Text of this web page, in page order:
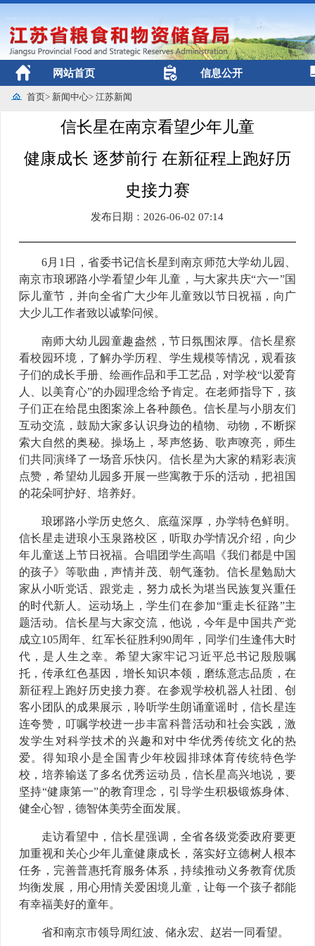
网站首页 信息公开
首页> 新闻中心> 江苏新闻
信长星在南京看望少年儿童
健康成长 逐梦前行 在新征程上跑好历
史接力赛
发布日期：2026-06-02 07:14
6月1日，省委书记信长星到南京师范大学幼儿园、
南京市琅琊路小学看望少年儿童，与大家共庆“六一”国
际儿童节，并向全省广大少年儿童致以节日祝福，向广
大少儿工作者致以诚挚问候。
南师大幼儿园童趣盎然，节日氛围浓厚。信长星察
看校园环境，了解办学历程、学生规模等情况，观看孩
子们的成长手册、绘画作品和手工艺品，对学校“以爱育
人、以美育心”的办园理念给予肯定。在老师指导下，孩
子们正在给昆虫图案涂上各种颜色。信长星与小朋友们
互动交流，鼓励大家多认识身边的植物、动物，不断探
索大自然的奥秘。操场上，琴声悠扬、歌声嘹亮，师生
们共同演绎了一场音乐快闪。信长星为大家的精彩表演
点赞，希望幼儿园多开展一些寓教于乐的活动，把祖国
的花朵呵护好、培养好。
琅琊路小学历史悠久、底蕴深厚，办学特色鲜明。
信长星走进琅小玉泉路校区，听取办学情况介绍，向少
年儿童送上节日祝福。合唱团学生高唱《我们都是中国
的孩子》等歌曲，声情并茂、朝气蓬勃。信长星勉励大
家从小听党话、跟党走，努力成长为堪当民族复兴重任
的时代新人。运动场上，学生们在参加“重走长征路”主
题活动。信长星与大家交流，他说，今年是中国共产党
成立105周年、红军长征胜利90周年，同学们生逢伟大时
代，是人生之幸。希望大家牢记习近平总书记殷殷嘱
托，传承红色基因，增长知识本领，磨练意志品质，在
新征程上跑好历史接力赛。在参观学校机器人社团、创
客小团队的成果展示，聆听学生朗诵童谣时，信长星连
连夸赞，叮嘱学校进一步丰富科普活动和社会实践，激
发学生对科学技术的兴趣和对中华优秀传统文化的热
爱。得知琅小是全国青少年校园排球体育传统特色学
校，培养输送了多名优秀运动员，信长星高兴地说，要
坚持“健康第一”的教育理念，引导学生积极锻炼身体、
健全心智，德智体美劳全面发展。
走访看望中，信长星强调，全省各级党委政府要更
加重视和关心少年儿童健康成长，落实好立德树人根本
任务，完善普惠托育服务体系，持续推动义务教育优质
均衡发展，用心用情关爱困境儿童，让每一个孩子都能
有幸福美好的童年。
省和南京市领导周红波、储永宏、赵岩一同看望。